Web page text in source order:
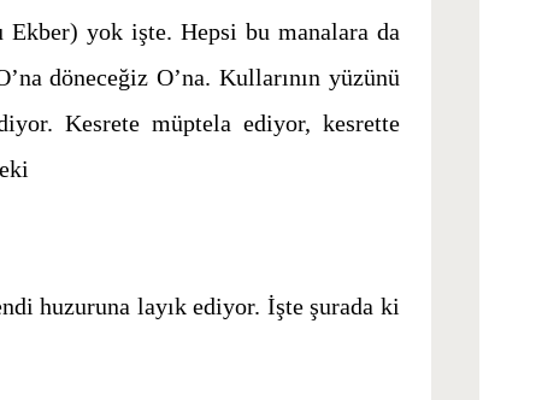
yok işte. Hepsi bu manalara da
döneceğiz O’na. Kullarının yüzünü
Kesrete müptela ediyor, kesrette
huzuruna layık ediyor. İşte şurada ki